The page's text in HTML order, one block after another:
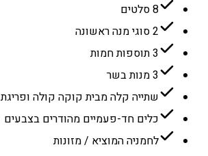
8 סלטים
2 סוגי מנה ראשונה
3 תוספות חמות
3 מנות בשר
שתייה קלה מבית קוקה קולה ופריגת
כלים חד-פעמיים מהודרים בצבעים
לחמניה המוציא / מזונות